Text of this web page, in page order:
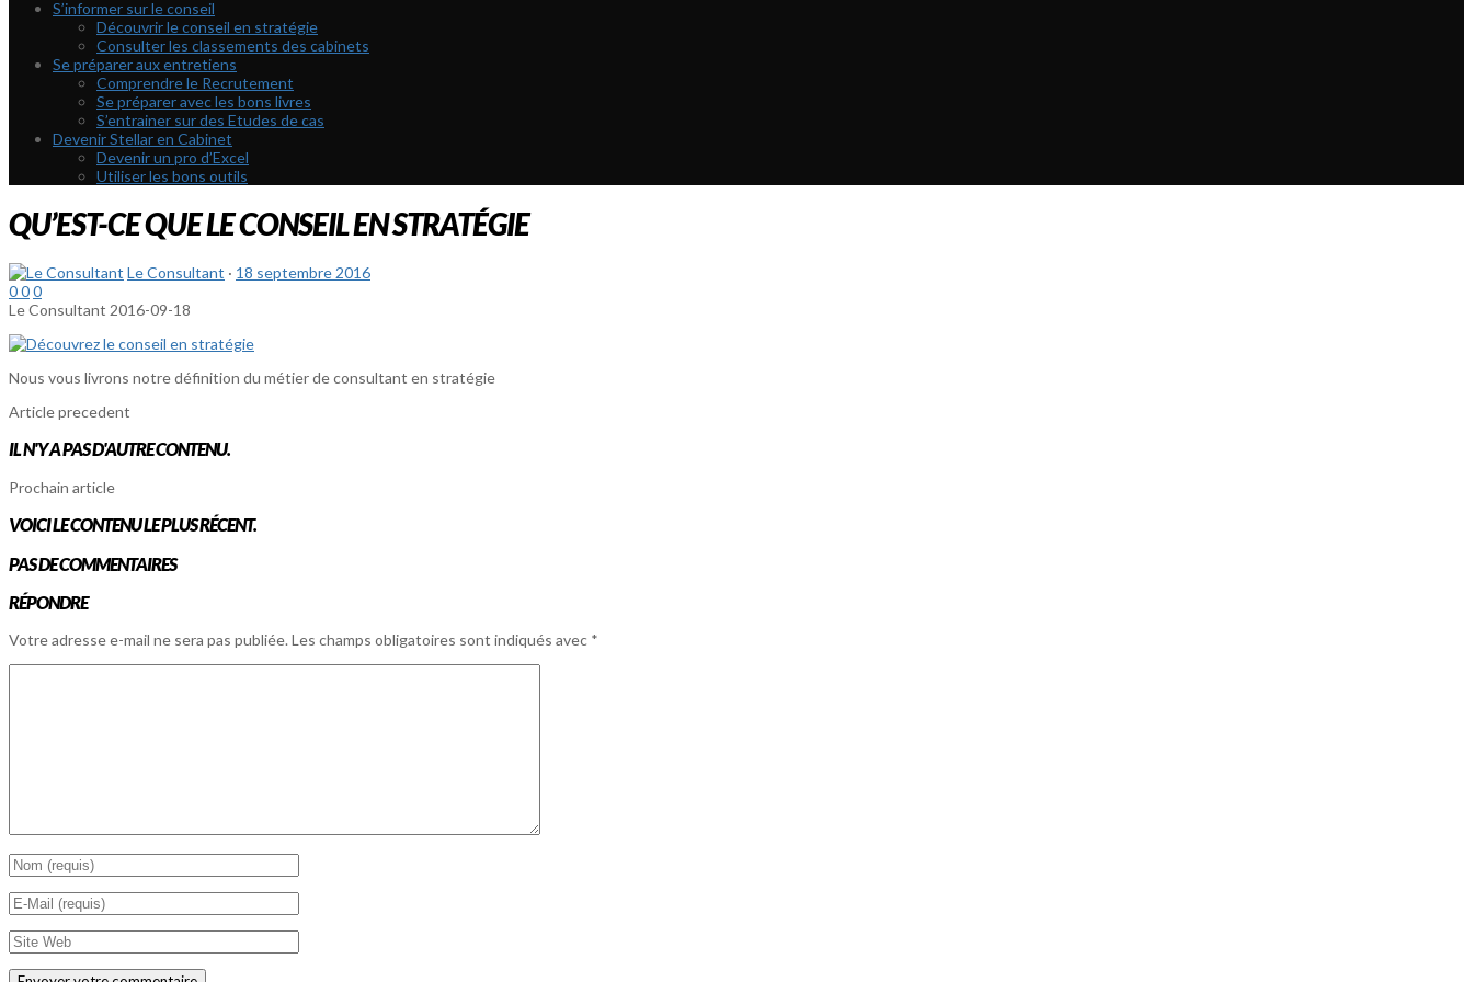
S’informer sur le conseil
Découvrir le conseil en stratégie
Consulter les classements des cabinets
Se préparer aux entretiens
Comprendre le Recrutement
Se préparer avec les bons livres
S’entrainer sur des Etudes de cas
Devenir Stellar en Cabinet
Devenir un pro d’Excel
Utiliser les bons outils
QU’EST-CE QUE LE CONSEIL EN STRATÉGIE
Le Consultant · 18 septembre 2016
000
Le Consultant 2016-09-18
Nous vous livrons notre définition du métier de consultant en stratégie
Article precedent
IL N'Y A PAS D'AUTRE CONTENU.
Prochain article
VOICI LE CONTENU LE PLUS RÉCENT.
PAS DE COMMENTAIRES
RÉPONDRE
Votre adresse e-mail ne sera pas publiée. Les champs obligatoires sont indiqués avec *